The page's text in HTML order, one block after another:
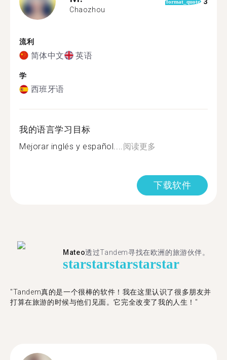
Chaozhou
format_quote
流利
简体中文 英语
学
西班牙语
我的语言学习目标
Mejorar inglés y español....阅读更多
下载软件
Mateo透过Tandem寻找在欧洲的旅游伙伴。
starstarstarstarstar
"Tandem真的是一个很棒的软件！我在这里认识了很多朋友并
打算在旅游的时候与他们见面。它完全改变了我的人生！"